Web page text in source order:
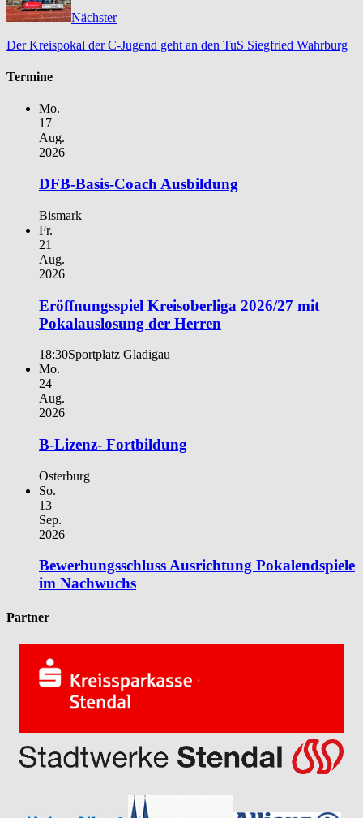
Nächster
Der Kreispokal der C-Jugend geht an den TuS Siegfried Wahrburg
Termine
Mo.
17
Aug.
2026
DFB-Basis-Coach Ausbildung
Bismark
Fr.
21
Aug.
2026
Eröffnungsspiel Kreisoberliga 2026/27 mit
Pokalauslosung der Herren
18:30Sportplatz Gladigau
Mo.
24
Aug.
2026
B-Lizenz- Fortbildung
Osterburg
So.
13
Sep.
2026
Bewerbungsschluss Ausrichtung Pokalendspiele
im Nachwuchs
Partner